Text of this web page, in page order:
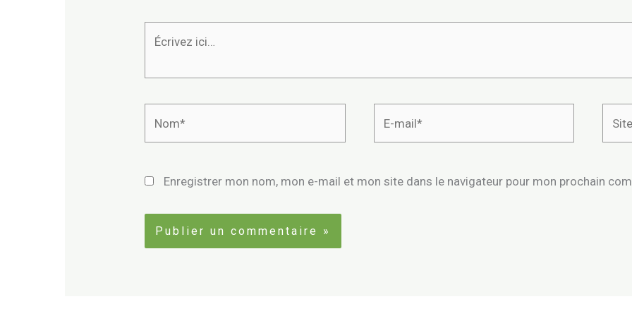
Enregistrer mon nom, mon e-mail et mon site dans le navigateur pour mon prochain